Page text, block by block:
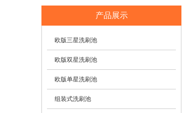
产品展示
欧版三星洗刷池
欧版双星洗刷池
欧版单星洗刷池
组装式洗刷池